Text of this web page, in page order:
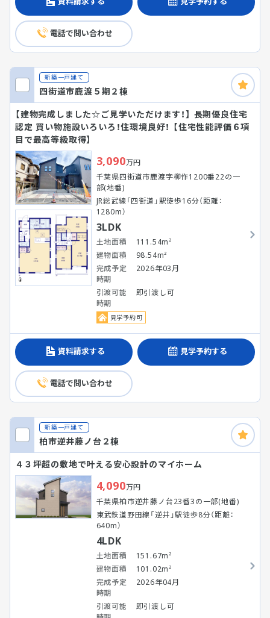
電話で問い合わせ
新築一戸建て
四街道市鹿渡５期２棟
【建物完成しました☆ご見学いただけます！】 長期優良住宅
認定 買い物施設いろいろ！住環境良好！ 【住宅性能評価６項
目で最高等級取得】
3,090万円
千葉県四街道市鹿渡字柳作1200番22の一
部(地番)
JR総武線「四街道」駅徒歩16分（距離：
1280m）
3LDK
土地面積
111.54m²
建物面積
98.54m²
完成予定
時期
2026年03月
引渡可能
時期
即引渡し可
見学予約可
資料請求する 見学予約する
電話で問い合わせ
新築一戸建て
柏市逆井藤ノ台２棟
４３坪超の敷地で叶える安心設計のマイホーム
4,090万円
千葉県柏市逆井藤ノ台23番3の一部(地番)
東武鉄道野田線「逆井」駅徒歩8分（距離：
640m）
4LDK
土地面積
151.67m²
建物面積
101.02m²
完成予定
時期
2026年04月
引渡可能
即引渡し可